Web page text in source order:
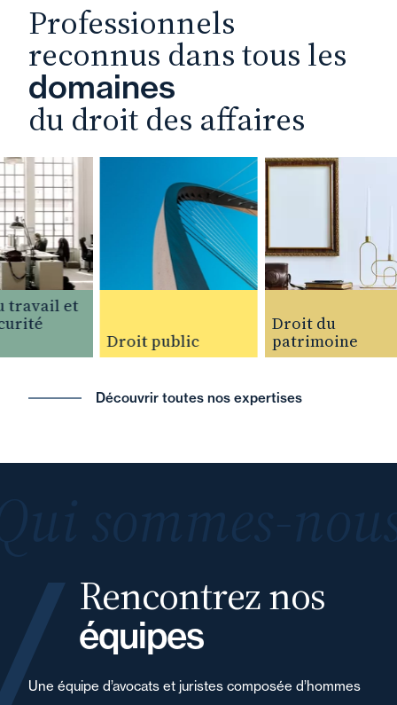
Professionnels
reconnus dans tous les
domaines
du droit des affaires
et
Droit public
Droit du
patrimoine
Découvrir toutes nos expertises
Rencontrez nos
équipes
Une équipe d’avocats et juristes composée d’hommes